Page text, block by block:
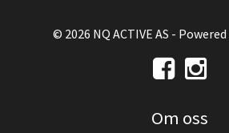
© 2026 NQ ACTIVE AS -
Om oss